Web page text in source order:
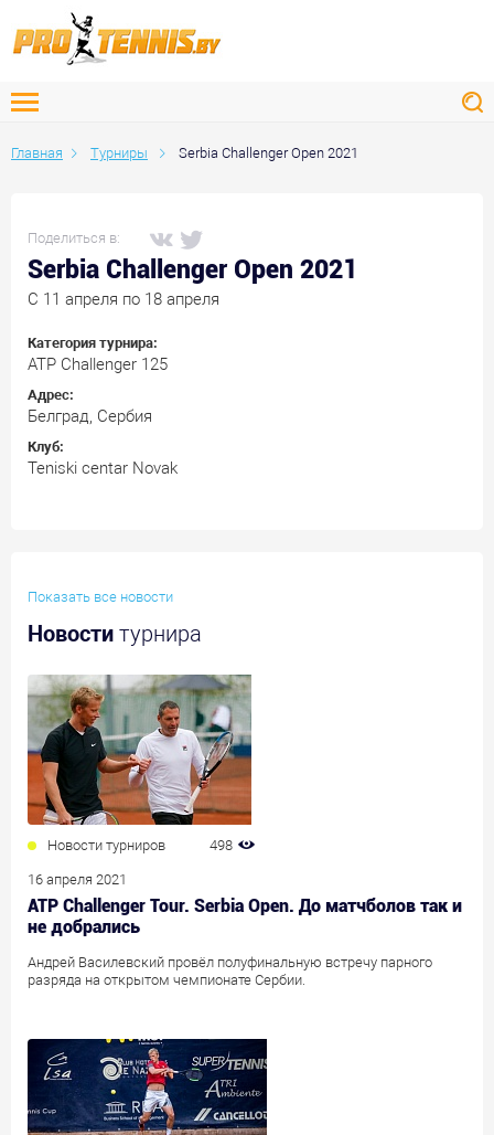
Главная Турниры Serbia Challenger Open 2021
Поделиться в:
Serbia Challenger Open 2021
C 11 апреля по 18 апреля
Категория турнира:
ATP Challenger 125
Адрес:
Белград, Сербия
Клуб:
Teniski centar Novak
Показать все новости
Новости турнира
Новости турниров 498
16 апреля 2021
ATP Challenger Tour. Serbia Open. До матчболов так и
не добрались
Андрей Василевский провёл полуфинальную встречу парного
разряда на открытом чемпионате Сербии.